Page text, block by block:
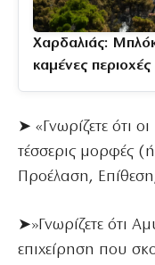
Χαρδαλιάς:
καμένες περιοχές
➤ «Γνωρίζετε ότι οι
τέσσερις μορφές
Προέλαση,
➤»Γνωρίζετε ότι
επιχείρηση που